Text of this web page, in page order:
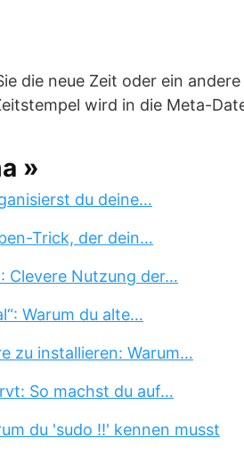
die neue Zeit oder ein
wird in die Meta-
»
du deine…
Trick, der dein…
Clevere Nutzung der…
Warum du alte…
zu installieren: Warum…
So machst du auf…
du 'sudo !!' kennen musst